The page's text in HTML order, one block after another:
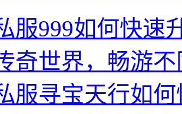
服999如何快速
奇世界，畅游
服寻宝天行如